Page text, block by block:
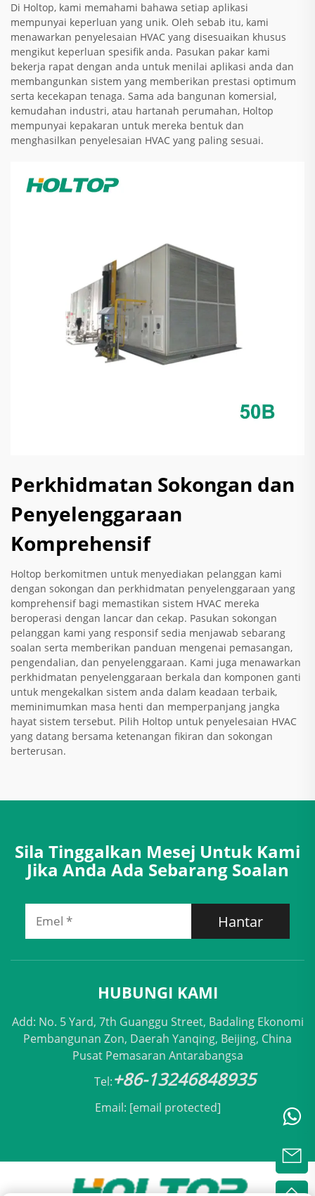
Di Holtop, kami memahami bahawa setiap aplikasi
mempunyai keperluan yang unik. Oleh sebab itu, kami
menawarkan penyelesaian HVAC yang disesuaikan khusus
mengikut keperluan spesifik anda. Pasukan pakar kami
bekerja rapat dengan anda untuk menilai aplikasi anda dan
membangunkan sistem yang memberikan prestasi optimum
serta kecekapan tenaga. Sama ada bangunan komersial,
kemudahan industri, atau hartanah perumahan, Holtop
mempunyai kepakaran untuk mereka bentuk dan
menghasilkan penyelesaian HVAC yang paling sesuai.
Perkhidmatan Sokongan dan
Penyelenggaraan
Komprehensif
Holtop berkomitmen untuk menyediakan pelanggan kami
dengan sokongan dan perkhidmatan penyelenggaraan yang
komprehensif bagi memastikan sistem HVAC mereka
beroperasi dengan lancar dan cekap. Pasukan sokongan
pelanggan kami yang responsif sedia menjawab sebarang
soalan serta memberikan panduan mengenai pemasangan,
pengendalian, dan penyelenggaraan. Kami juga menawarkan
perkhidmatan penyelenggaraan berkala dan komponen ganti
untuk mengekalkan sistem anda dalam keadaan terbaik,
meminimumkan masa henti dan memperpanjang jangka
hayat sistem tersebut. Pilih Holtop untuk penyelesaian HVAC
yang datang bersama ketenangan fikiran dan sokongan
berterusan.
Sila Tinggalkan Mesej Untuk Kami
Jika Anda Ada Sebarang Soalan
Hantar
HUBUNGI KAMI
Add: No. 5 Yard, 7th Guanggu Street, Badaling Ekonomi
Pembangunan Zon, Daerah Yanqing, Beijing, China
Pusat Pemasaran Antarabangsa
Tel:+86-13246848935
Email: [email protected]